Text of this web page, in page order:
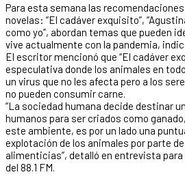
Para esta semana las
novelas: “El cadáver exquisito”,
como yo”, abordan temas que pueden
vive actualmente con la pandemia,
El escritor mencionó que “El cadáver
especulativa donde los animales en
un virus que no les afecta pero a los
no pueden consumir carne.
“La sociedad humana decide destinar
humanos para ser criados como
este ambiente, es por un lado una
explotación de los animales por parte
alimenticias”, detalló en entrevista
del 88.1 FM.